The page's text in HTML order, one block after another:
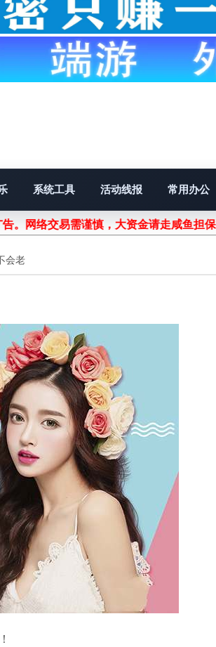
系统工具 活动线报 常用办公
。网络交易需谨慎，大资金请走咸鱼担
会老